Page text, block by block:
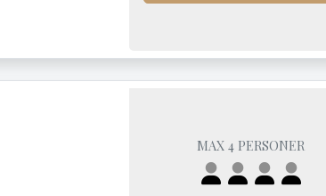
MAX 4 PERSONER